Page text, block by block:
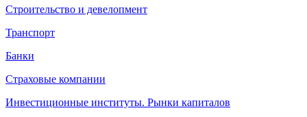
Строительство и девелопмент
Транспорт
Банки
Страховые компании
Инвестиционные институты. Рынки капиталов